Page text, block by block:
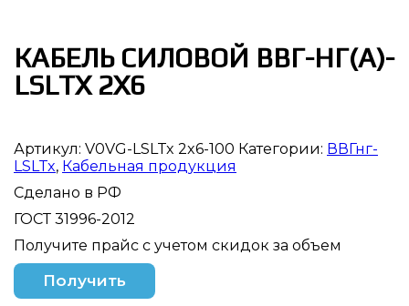
КАБЕЛЬ СИЛОВОЙ ВВГ-НГ(А)-
LSLTX 2Х6
Артикул: V0VG-LSLTx 2x6-100 Категории: ВВГнг-
LSLTx, Кабельная продукция
Сделано в РФ
ГОСТ 31996-2012
Получите прайс с учетом скидок за объем
Получить